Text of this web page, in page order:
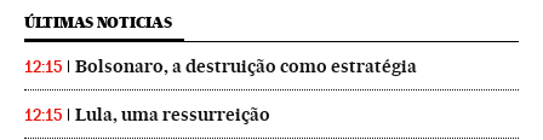
ÚLTIMAS NOTICIAS
12:15 Bolsonaro, a destruição como estratégia
12:15 Lula, uma ressurreição